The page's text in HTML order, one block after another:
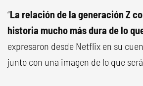
“La relación de la generación Z
historia mucho más dura de lo
expresaron desde Netflix en su
junto con una imagen de lo que